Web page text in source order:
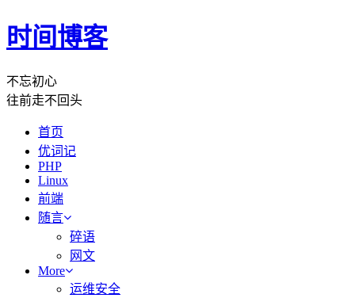
时间博客
不忘初心
往前走不回头
首页
优词记
PHP
Linux
前端
随言
碎语
网文
More
运维安全